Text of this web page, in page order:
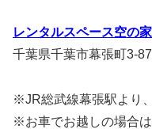
レンタルスペース空の家
千葉県千葉市幕張町3-
※JR総武線幕張駅より
※お車でお越しの場合